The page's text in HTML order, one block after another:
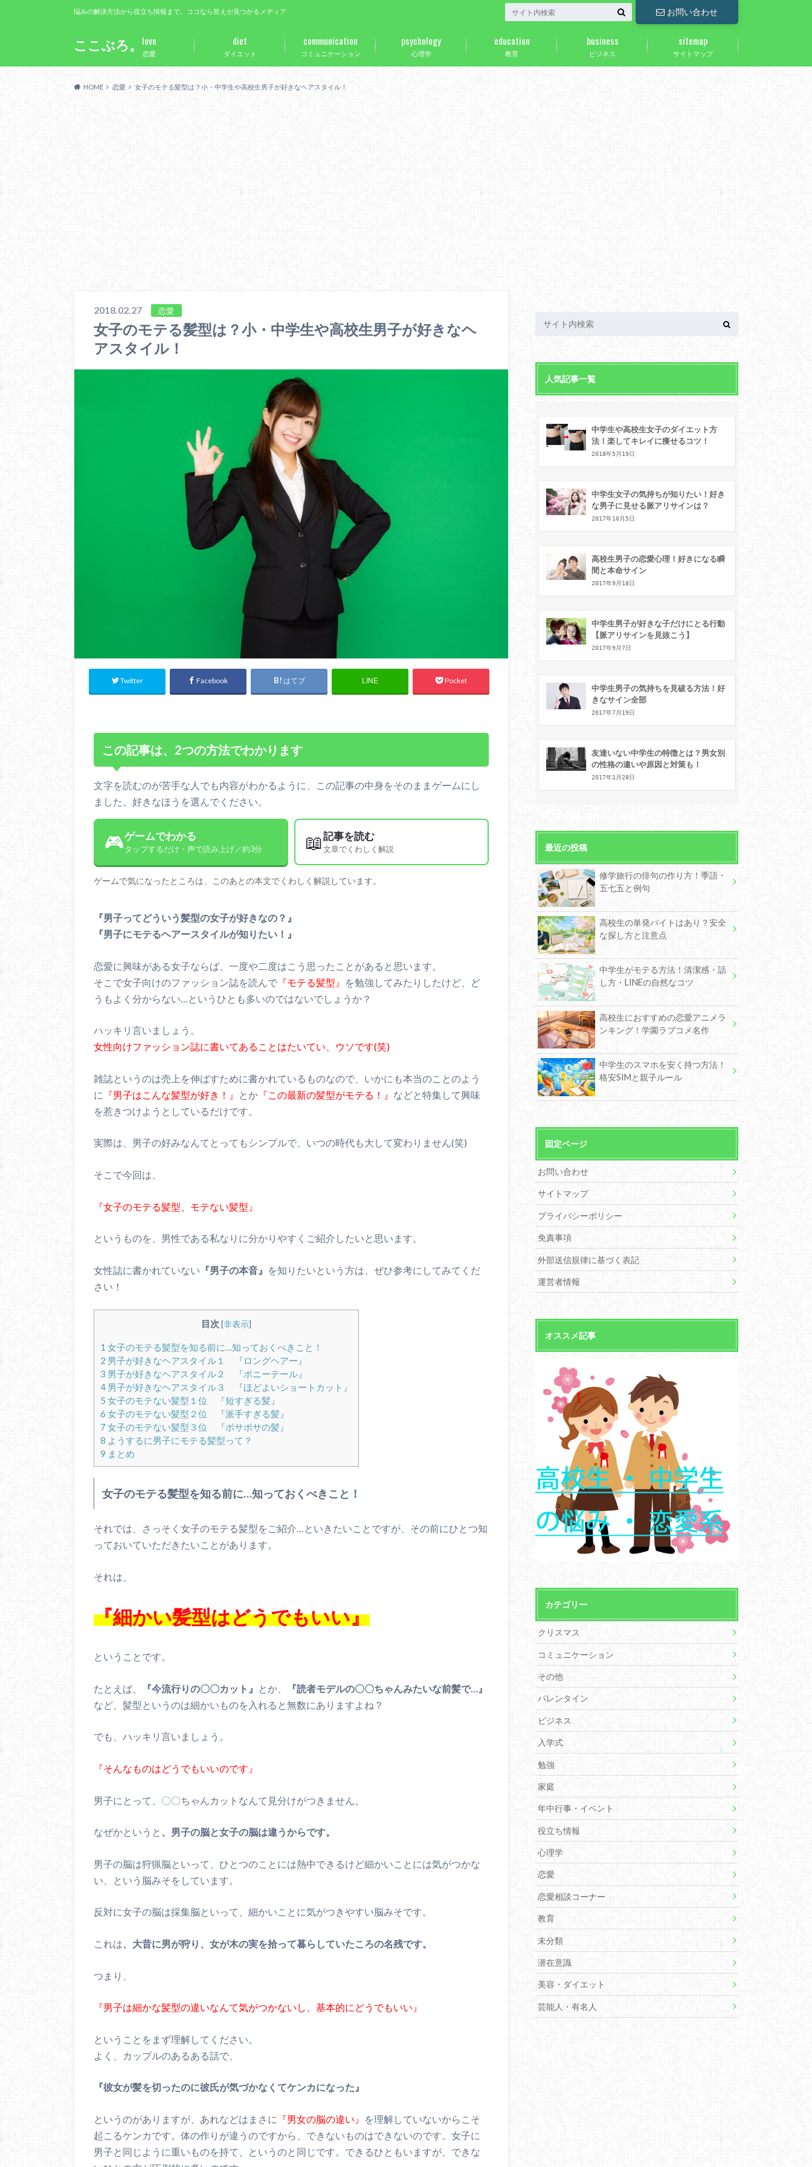
ここぶろ。
悩みの解決方法から役立ち情報まで。ココなら答えが見つかるメディア お問い合わせ
恋愛
love
ダイエット
diet
コミュニケーション
communication
心理学
psychology
教育
education
ビジネス
business
サイトマップ
sitemap
HOME 恋愛 女子のモテる髪型は？小・中学生や高校生男子が好きなヘアスタイル！
2018.02.27 恋愛
女子のモテる髪型は？小・中学生や高校生男子が好きなヘ
アスタイル！
Twitter Facebook はてブ LINE Pocket
この記事は、2つの方法でわかります
文字を読むのが苦手な人でも内容がわかるように、この記事の中身をそのままゲームにし
ました。好きなほうを選んでください。
🎮ゲームでわかる
タップするだけ・声で読み上げ／約3分 📖記事を読む
文章でくわしく解説
ゲームで気になったところは、このあとの本文でくわしく解説しています。
『男子ってどういう髪型の女子が好きなの？』
『男子にモテるヘアースタイルが知りたい！』
恋愛に興味がある女子ならば、一度や二度はこう思ったことがあると思います。
そこで女子向けのファッション誌を読んで 『モテる髪型』 を勉強してみたりしたけど、ど
うもよく分からない…というひとも多いのではないでしょうか？
ハッキリ言いましょう。
女性向けファッション誌に書いてあることはたいてい、ウソです(笑)
雑誌というのは売上を伸ばすために書かれているものなので、いかにも本当のことのよう
に 『男子はこんな髪型が好き！』 とか 『この最新の髪型がモテる！』 などと特集して興味
を惹きつけようとしているだけです。
実際は、男子の好みなんてとってもシンプルで、いつの時代も大して変わりません(笑)
そこで今回は、
『女子のモテる髪型、モテない髪型』
というものを、男性である私なりに分かりやすくご紹介したいと思います。
女性誌に書かれていない 『男子の本音』 を知りたいという方は、ぜひ参考にしてみてくだ
さい！
目次 [非表示]
1 女子のモテる髪型を知る前に…知っておくべきこと！
2 男子が好きなヘアスタイル１ 『ロングヘアー』
3 男子が好きなヘアスタイル２ 『ポニーテール』
4 男子が好きなヘアスタイル３ 『ほどよいショートカット』
5 女子のモテない髪型１位 『短すぎる髪』
6 女子のモテない髪型２位 『派手すぎる髪』
7 女子のモテない髪型３位 『ボサボサの髪』
8 ようするに男子にモテる髪型って？
9 まとめ
女子のモテる髪型を知る前に…知っておくべきこと！
それでは、さっそく女子のモテる髪型をご紹介…といきたいことですが、その前にひとつ知
っておいていただきたいことがあります。
それは、
『細かい髪型はどうでもいい』
ということです。
たとえば、 『今流行りの〇〇カット』 とか、
『読者モデルの〇〇ちゃんみたいな前髪で…』
など、髪型というのは細かいものを入れると無数にありますよね？
でも、ハッキリ言いましょう。
『そんなものはどうでもいいのです』
男子にとって、〇〇ちゃんカットなんて見分けがつきません。
なぜかというと 、男子の脳と女子の脳は違うからです。
男子の脳は狩猟脳といって、ひとつのことには熱中できるけど細かいことには気がつかな
い、という脳みそをしています。
反対に女子の脳は採集脳といって、細かいことに気がつきやすい脳みそです。
これは、大昔に男が狩り、女が木の実を拾って暮らしていたころの名残です。
つまり、
『男子は細かな髪型の違いなんて気がつかないし、基本的にどうでもいい』
ということをまず理解してください。
よく、カップルのあるある話で、
『彼女が髪を切ったのに彼氏が気づかなくてケンカになった』
というのがありますが、あれなどはまさに 『男女の脳の違い』 を理解していないからこそ
起こるケンカです。体の作りが違うのですから、できないものはできないのです。女子に
男子と同じように重いものを持て、というのと同じです。できるひともいますが、できな
人気記事一覧
中学生や高校生女子のダイエット方
法！楽してキレイに痩せるコツ！
2018年5月19日
中学生女子の気持ちが知りたい！好き
な男子に見せる脈アリサインは？
2017年10月5日
高校生男子の恋愛心理！好きになる瞬
間と本命サイン
2017年9月18日
中学生男子が好きな子だけにとる行動
【脈アリサインを見抜こう】
2017年9月7日
中学生男子の気持ちを見破る方法！好
きなサイン全部
2017年7月19日
友達いない中学生の特徴とは？男女別
の性格の違いや原因と対策も！
2017年1月28日
最近の投稿
修学旅行の俳句の作り方！季語・
五七五と例句
高校生の単発バイトはあり？安全
な探し方と注意点
中学生がモテる方法！清潔感・話
し方・LINEの自然なコツ
高校生におすすめの恋愛アニメラ
ンキング！学園ラブコメ名作
中学生のスマホを安く持つ方法！
格安SIMと親子ルール
固定ページ
お問い合わせ
サイトマップ
プライバシーポリシー
免責事項
外部送信規律に基づく表記
運営者情報
オススメ記事
カテゴリー
クリスマス
コミュニケーション
その他
バレンタイン
ビジネス
入学式
勉強
家庭
年中行事・イベント
役立ち情報
心理学
恋愛
恋愛相談コーナー
教育
未分類
潜在意識
美容・ダイエット
芸能人・有名人